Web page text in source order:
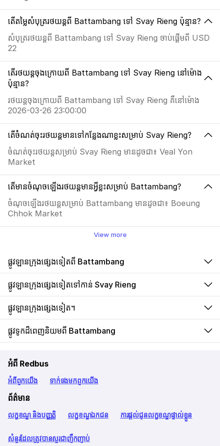
តើតម្លៃសំបុត្ររថយន្តពី Battambang ទៅ Svay Rieng ប៉ុន្មាន?
សំបុត្ររថយន្តពី Battambang ទៅ Svay Rieng ចាប់ផ្តើមពី USD
22
តើរថយន្តចុងក្រោយពី Battambang ទៅ Svay Rieng នៅម៉ោង
ប៉ុន្មាន?
រថយន្តចុងក្រោយពី Battambang ទៅ Svay Rieng គឺនៅម៉ោង
2026-03-26 23:00:00
តើចំំណត់ចុះរថយន្តមានទៅកន្លែងណាខ្លះសម្រាប់ Svay Rieng?
ចំណត់ចុះរថយន្តសម្រាប់ Svay Rieng មានដូចជា៖ Veal Yon
Market
តើមានចំណុចឡើងរថយន្តមានអ្វីខ្លះសម្រាប់ Battambang?
ចំណុចឡើងរថយន្តសម្រាប់ Battambang មានដូចជា៖ Boeung
Chhok Market
View more
ផ្លូវឡានក្រុងផ្សេងទៀតពី Battambang
ផ្លូវឡានក្រុងផ្សេងទៀតទៅកាន់ Svay Rieng
ផ្លូវឡានក្រុងផ្សេងទៀត។
ផ្លូវទូកដ៏ពេញនិយមពី Battambang
អំពី Redbus
អំពី​ពួក​យើង ទាក់ទង​មក​ពួក​យើង
ព័ត៌មាន
លក្ខខណ្ឌ និងបញ្ញត្តិ លក្ខខណ្ឌឯកជន ការផ្តល់ជូនលក្ខខណ្ឌផ្ទាល់ខ្លួន
សំនួរដែលត្រូវបានសួរជាញឹកញាប់